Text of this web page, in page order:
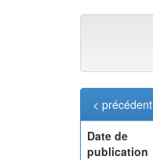
< précédent
Date de
publication